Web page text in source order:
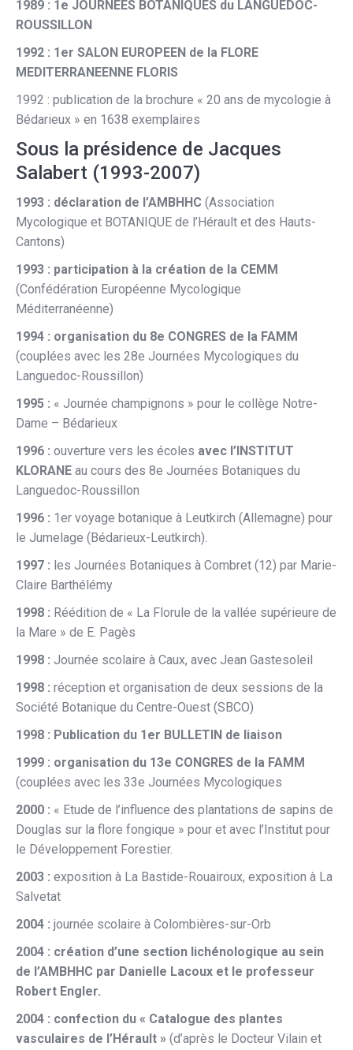
1989 : 1e JOURNEES BOTANIQUES du LANGUEDOC-
ROUSSILLON
1992 : 1er SALON EUROPEEN de la FLORE
MEDITERRANEENNE FLORIS
1992 : publication de la brochure « 20 ans de mycologie à
Bédarieux » en 1638 exemplaires
Sous la présidence de Jacques
Salabert (1993-2007)
1993 : déclaration de l’AMBHHC (Association
Mycologique et BOTANIQUE de l’Hérault et des Hauts-
Cantons)
1993 : participation à la création de la CEMM
(Confédération Européenne Mycologique
Méditerranéenne)
1994 : organisation du 8e CONGRES de la FAMM
(couplées avec les 28e Journées Mycologiques du
Languedoc-Roussillon)
1995 : « Journée champignons » pour le collège Notre-
Dame – Bédarieux
1996 : ouverture vers les écoles avec l’INSTITUT
KLORANE au cours des 8e Journées Botaniques du
Languedoc-Roussillon
1996 : 1er voyage botanique à Leutkirch (Allemagne) pour
le Jumelage (Bédarieux-Leutkirch).
1997 : les Journées Botaniques à Combret (12) par Marie-
Claire Barthélémy
1998 : Réédition de « La Florule de la vallée supérieure de
la Mare » de E. Pagès
1998 : Journée scolaire à Caux, avec Jean Gastesoleil
1998 : réception et organisation de deux sessions de la
Société Botanique du Centre-Ouest (SBCO)
1998 : Publication du 1er BULLETIN de liaison
1999 : organisation du 13e CONGRES de la FAMM
(couplées avec les 33e Journées Mycologiques
2000 : « Etude de l’influence des plantations de sapins de
Douglas sur la flore fongique » pour et avec l’Institut pour
le Développement Forestier.
2003 : exposition à La Bastide-Rouairoux, exposition à La
Salvetat
2004 : journée scolaire à Colombières-sur-Orb
2004 : création d’une section lichénologique au sein
de l’AMBHHC par Danielle Lacoux et le professeur
Robert Engler.
2004 : confection du « Catalogue des plantes
vasculaires de l’Hérault » (d’après le Docteur Vilain et